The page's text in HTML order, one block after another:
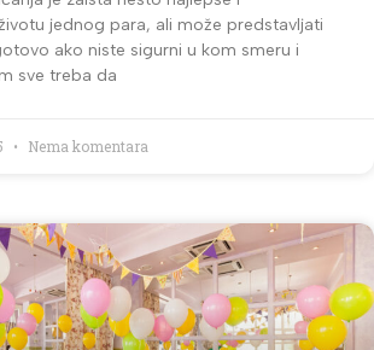
jednog para, ali može predstavljati
ako niste sigurni u kom smeru i
sve treba da
Nema komentara